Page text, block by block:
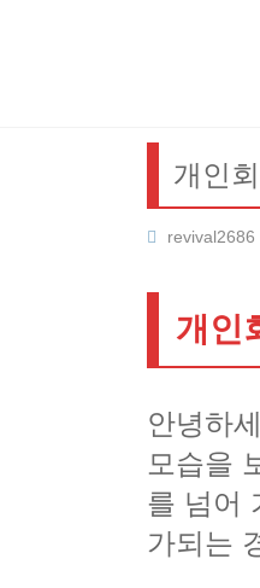
개인
revival2686
개인
안녕하
모습을
를 넘어
가되는